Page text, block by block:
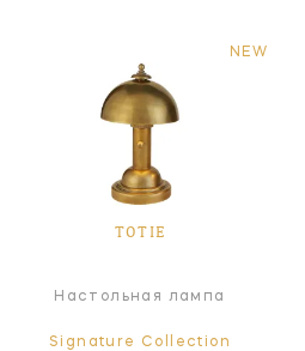
NEW
TOTIE
Настольная лампа
Signature Collection